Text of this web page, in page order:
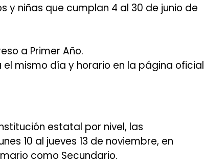
y niñas que cumplan 4 al 30 de junio de
a Primer Año.
mismo día y horario en la página oficial
estatal por nivel, las
10 al jueves 13 de noviembre, en
como Secundario.